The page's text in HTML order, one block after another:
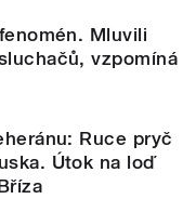
Mluvili
vzpomíná
Ruce pryč
Útok na loď